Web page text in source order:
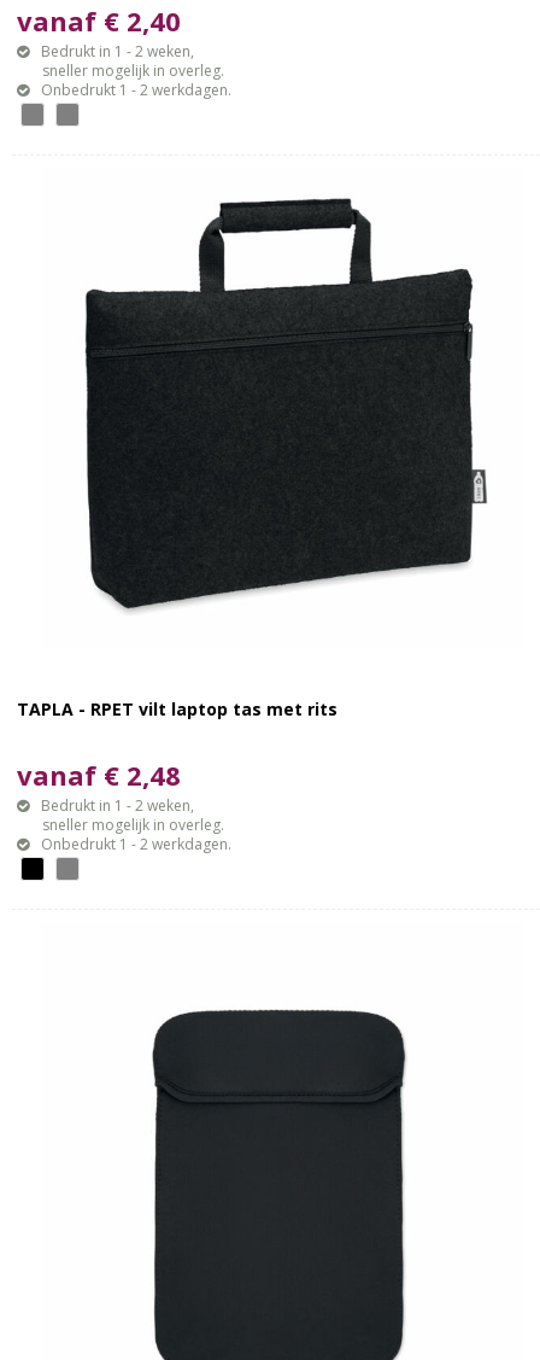
vanaf € 2,40
Bedrukt in 1 - 2 weken,
sneller mogelijk in overleg.
Onbedrukt 1 - 2 werkdagen.
TAPLA - RPET vilt laptop tas met rits
vanaf € 2,48
Bedrukt in 1 - 2 weken,
sneller mogelijk in overleg.
Onbedrukt 1 - 2 werkdagen.